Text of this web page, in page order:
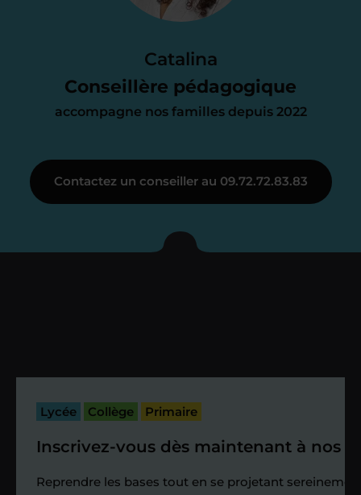
Catalina
Conseillère pédagogique
accompagne nos familles depuis 2022
parfait. À partir de maintenant nous
nous occupons de tout.
Je vous présente votre
enseignant sous 72
passé.
Étape 4
Contactez un conseiller au 09.72.72.83.83
Lycée Collège Primaire
Inscrivez-vous dès maintenant à nos
Reprendre les bases tout en se projetant